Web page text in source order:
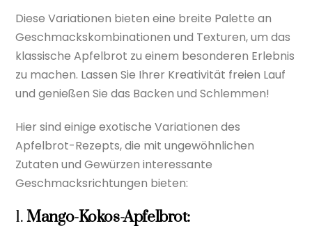
Diese Variationen bieten eine breite Palette an
Geschmackskombinationen und Texturen, um das
klassische Apfelbrot zu einem besonderen Erlebnis
zu machen. Lassen Sie Ihrer Kreativität freien Lauf
und genießen Sie das Backen und Schlemmen!
Hier sind einige exotische Variationen des
Apfelbrot-Rezepts, die mit ungewöhnlichen
Zutaten und Gewürzen interessante
Geschmacksrichtungen bieten:
1.Mango-Kokos-Apfelbrot: